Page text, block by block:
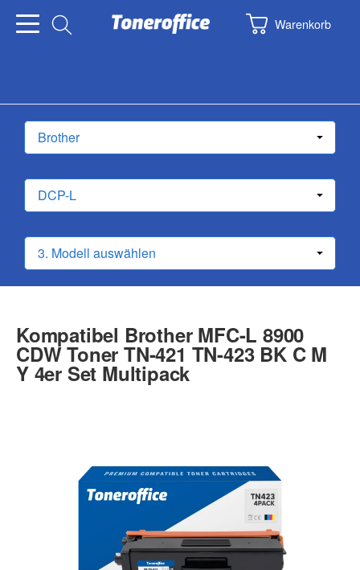
Warenkorb
Kompatibel Brother MFC-L 8900
CDW Toner TN-421 TN-423 BK C M
Y 4er Set Multipack